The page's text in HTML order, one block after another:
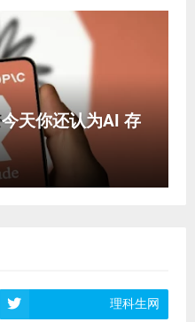
天你还认为AI 存
理科生网